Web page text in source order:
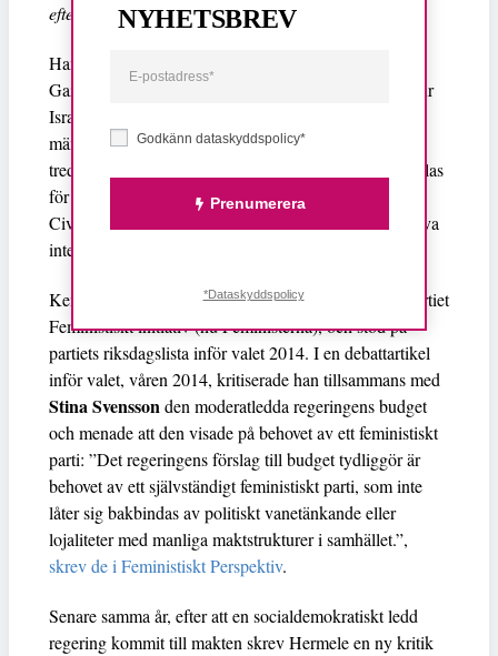
efter Förintelsen.
Han har också kritiserat den israeliska krigföringen i
Gaza, bland annat i Sydsvenskan där han skrev om hur
Israel anklagas för att använda civila palestinier som
mänskliga sköldar: ”Av de dödade i Gaza är två
tredjedelar oskyldiga, det som förskönande brukar kallas
för ’collateral damage’, oavsiktliga offer.
Civilbefolkningen straffas helt enkelt för något de själva
inte på något sätt är ansvariga för.”,
Kenneth Hermele var också under en tid medlem i partiet
Feministiskt initiativ (nu Feministerna), och stod på
partiets riksdagslista inför valet 2014. I en debattartikel
inför valet, våren 2014, kritiserade han tillsammans med
Stina Svenssonden moderatledda regeringens budget
och menade att den visade på behovet av ett feministiskt
parti: ”Det regeringens förslag till budget tydliggör är
behovet av ett självständigt feministiskt parti, som inte
låter sig bakbindas av politiskt vanetänkande eller
lojaliteter med manliga maktstrukturer i samhället.”,
skrev de i Feministiskt Perspektiv.
Senare samma år, efter att en socialdemokratiskt ledd
regering kommit till makten skrev Hermele en ny kritik
Godkänn dataskyddspolicy*
Prenumerera
NYHETSBREV
*Dataskyddspolicy